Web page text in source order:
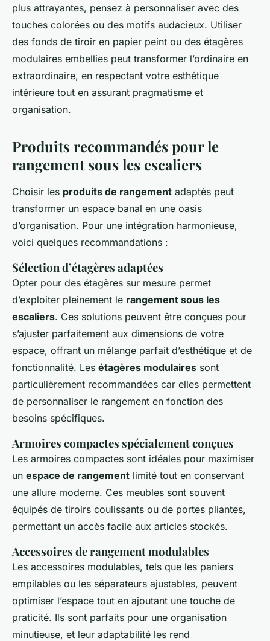
plus attrayantes, pensez à personnaliser avec des
touches colorées ou des motifs audacieux. Utiliser
des fonds de tiroir en papier peint ou des étagères
modulaires embellies peut transformer l’ordinaire en
extraordinaire, en respectant votre esthétique
intérieure tout en assurant pragmatisme et
organisation.
Produits recommandés pour le
rangement sous les escaliers
Choisir les produits de rangement adaptés peut
transformer un espace banal en une oasis
d’organisation. Pour une intégration harmonieuse,
voici quelques recommandations :
Sélection d’étagères adaptées
Opter pour des étagères sur mesure permet
d’exploiter pleinement le rangement sous les
escaliers. Ces solutions peuvent être conçues pour
s’ajuster parfaitement aux dimensions de votre
espace, offrant un mélange parfait d’esthétique et de
fonctionnalité. Les étagères modulaires sont
particulièrement recommandées car elles permettent
de personnaliser le rangement en fonction des
besoins spécifiques.
Armoires compactes spécialement conçues
Les armoires compactes sont idéales pour maximiser
un espace de rangement limité tout en conservant
une allure moderne. Ces meubles sont souvent
équipés de tiroirs coulissants ou de portes pliantes,
permettant un accès facile aux articles stockés.
Accessoires de rangement modulables
Les accessoires modulables, tels que les paniers
empilables ou les séparateurs ajustables, peuvent
optimiser l’espace tout en ajoutant une touche de
praticité. Ils sont parfaits pour une organisation
minutieuse, et leur adaptabilité les rend